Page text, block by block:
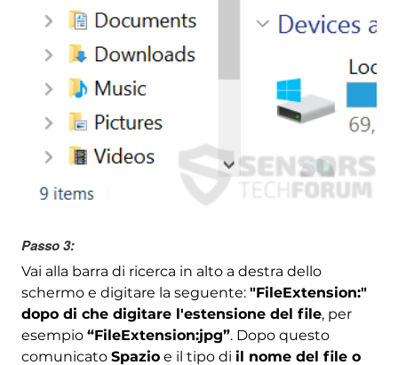
Passo 3:
Vai alla barra di ricerca in alto a destra dello
schermo e digitare la seguente: "FileExtension:"
dopo di che digitare l'estensione del file, per
esempio “FileExtension:jpg”. Dopo questo
comunicato Spazioe il tipo di il nome del file o